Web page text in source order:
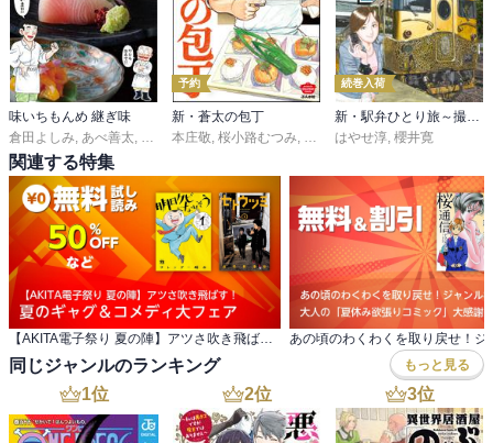
味いちもんめ 継ぎ味
倉田よしみ, あべ善太, 久部緑郎
予約
新・蒼太の包丁
本庄敬, 桜小路むつみ, 末田雄一郎
続巻入荷
新・駅弁ひとり旅～撮り鉄・菜々編～
はやせ淳, 櫻井寛
関連する特集
【AKITA電子祭り 夏の陣】アツさ吹き飛ばす！ 夏のギャグ＆コメディ大フェア
同じジャンルのランキング もっと見る
1位 2位 3位